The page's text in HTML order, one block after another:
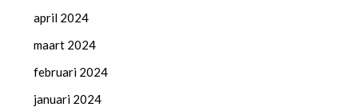
april 2024
maart 2024
februari 2024
januari 2024